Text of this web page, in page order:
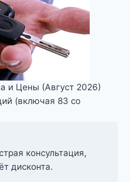
и Цены (Август 2026)
(включая 83 со
консультация,
дисконта.